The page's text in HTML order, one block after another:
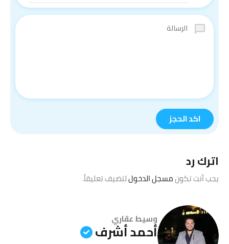
اترك رد
يجب أنت تكونمسجل الدخوللتضيف تعليقاً.
وسيط عقاري
أحمد أشرف